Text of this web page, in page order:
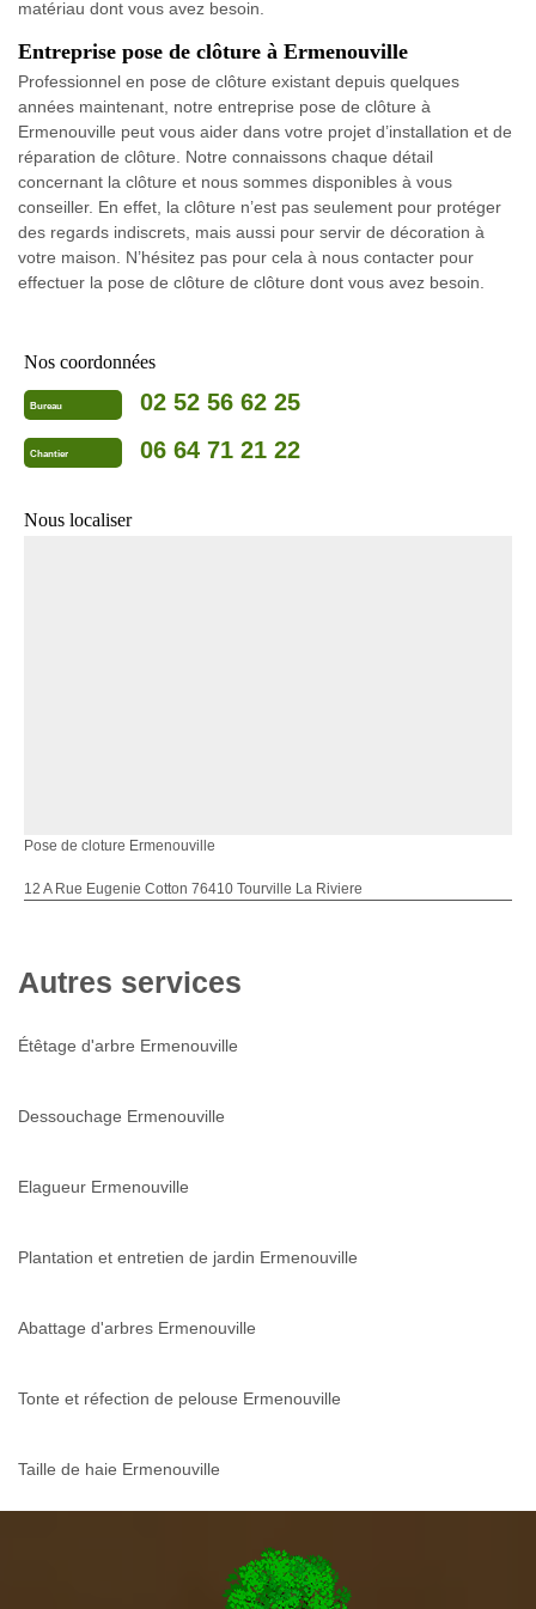
matériau dont vous avez besoin.
Entreprise pose de clôture à Ermenouville
Professionnel en pose de clôture existant depuis quelques
années maintenant, notre entreprise pose de clôture à
Ermenouville peut vous aider dans votre projet d’installation et de
réparation de clôture. Notre connaissons chaque détail
concernant la clôture et nous sommes disponibles à vous
conseiller. En effet, la clôture n’est pas seulement pour protéger
des regards indiscrets, mais aussi pour servir de décoration à
votre maison. N’hésitez pas pour cela à nous contacter pour
effectuer la pose de clôture de clôture dont vous avez besoin.
Nos coordonnées
Bureau 02 52 56 62 25
Chantier 06 64 71 21 22
Nous localiser
Pose de cloture Ermenouville
12 A Rue Eugenie Cotton 76410 Tourville La Riviere
Autres services
Étêtage d'arbre Ermenouville
Dessouchage Ermenouville
Elagueur Ermenouville
Plantation et entretien de jardin Ermenouville
Abattage d'arbres Ermenouville
Tonte et réfection de pelouse Ermenouville
Taille de haie Ermenouville